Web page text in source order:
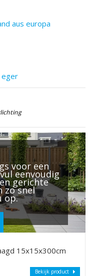
aus europa
eger
voor een
eenvoudig
gerichte
zo snel
op.
15x15x300cm
Bekijk product